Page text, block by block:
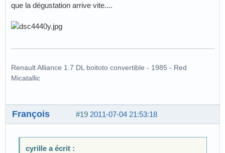
que la dégustation arrive vite....
Renault Alliance 1.7 DL boitoto convertible - 1985 - Red
Micatallic
#19 2011-07-04 21:53:18
François
cyrille a écrit :